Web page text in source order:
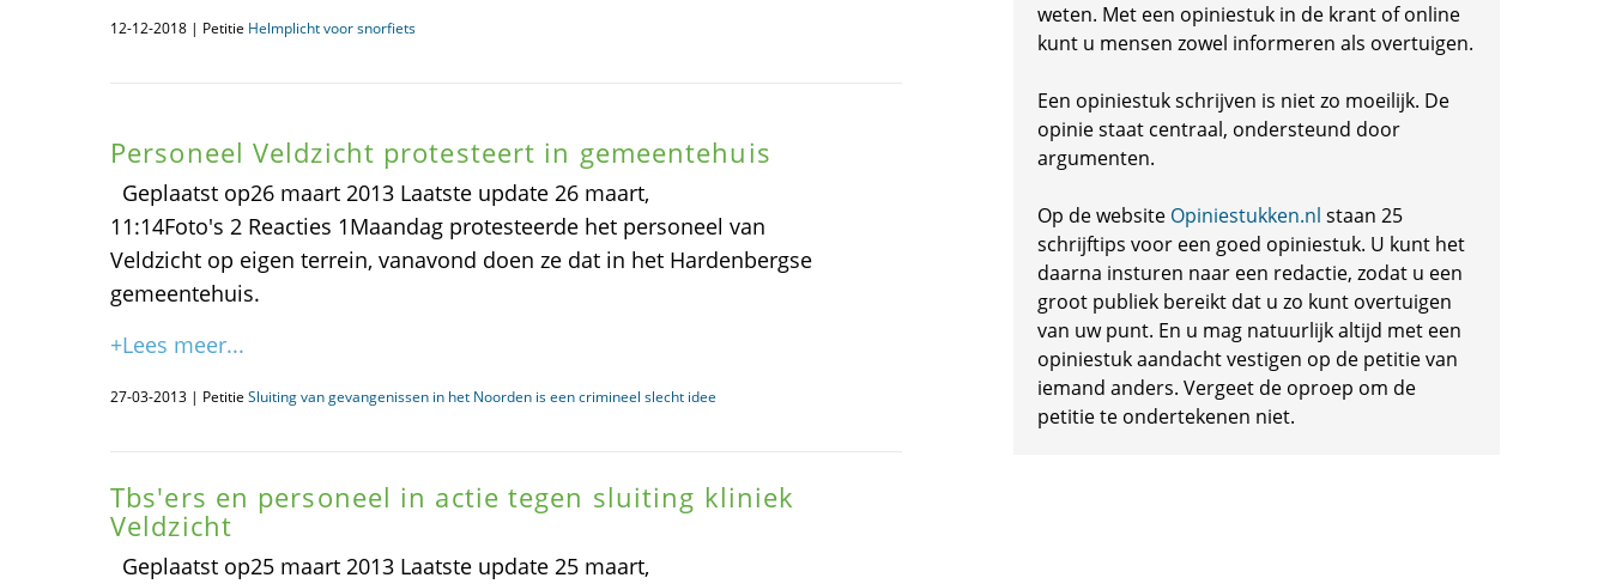
12-12-2018 | Petitie Helmplicht voor snorfiets
Personeel Veldzicht protesteert in gemeentehuis
Geplaatst op26 maart 2013 Laatste update 26 maart,
11:14Foto's 2 Reacties 1Maandag protesteerde het personeel van
Veldzicht op eigen terrein, vanavond doen ze dat in het Hardenbergse
gemeentehuis.
+Lees meer...
27-03-2013 | Petitie Sluiting van gevangenissen in het Noorden is een crimineel slecht idee
Tbs'ers en personeel in actie tegen sluiting kliniek
Veldzicht
Geplaatst op25 maart 2013 Laatste update 25 maart,
weten. Met een opiniestuk in de krant of online
kunt u mensen zowel informeren als overtuigen.
Een opiniestuk schrijven is niet zo moeilijk. De
opinie staat centraal, ondersteund door
argumenten.
Op de website Opiniestukken.nl staan 25
schrijftips voor een goed opiniestuk. U kunt het
daarna insturen naar een redactie, zodat u een
groot publiek bereikt dat u zo kunt overtuigen
van uw punt. En u mag natuurlijk altijd met een
opiniestuk aandacht vestigen op de petitie van
iemand anders. Vergeet de oproep om de
petitie te ondertekenen niet.